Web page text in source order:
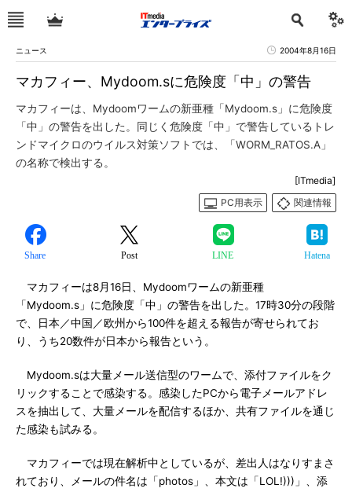
ニュース 2004年8月16日
マカフィー、Mydoom.sに危険度「中」の警告
マカフィーは、Mydoomワームの新亜種「Mydoom.s」に危険度
「中」の警告を出した。同じく危険度「中」で警告しているトレ
ンドマイクロのウイルス対策ソフトでは、「WORM_RATOS.A」
の名称で検出する。
[ITmedia]
PC用表示
関連情報
Share Post LINE Hatena
マカフィーは8月16日、Mydoomワームの新亜種
「Mydoom.s」に危険度「中」の警告を出した。17時30分の段階
で、日本／中国／欧州から100件を超える報告が寄せられてお
り、うち20数件が日本から報告という。
Mydoom.sは大量メール送信型のワームで、添付ファイルをク
リックすることで感染する。感染したPCから電子メールアドレ
スを抽出して、大量メールを配信するほか、共有ファイルを通じ
た感染も試みる。
マカフィーでは現在解析中としているが、差出人はなりすまさ
れており、メールの件名は「photos」、本文は「LOL!)))」、添